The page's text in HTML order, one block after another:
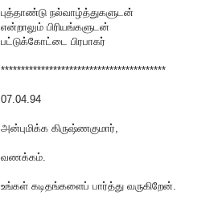
புத்தாண்டு நல்வாழ்த்துகளுடன்
என்றாலும் பிரியங்களுடன்
பட்டுக்கோட்டை பிரபாகர்
*****************************************
07.04.94
அன்புமிக்க கிருஷ்ணகுமார்,
வணக்கம்.
உங்கள் கடிதங்களைப் பார்த்து வருகிறேன்.